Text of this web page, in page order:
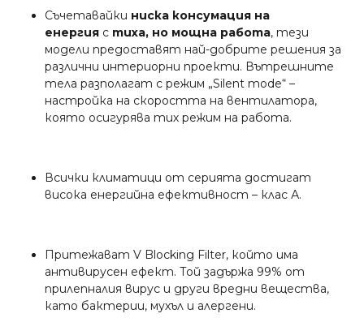
Съчетавайки ниска консумация на
енергия с тиха, но мощна работа, тези
модели предоставят най-добрите решения за
различни интериорни проекти. Вътрешните
тела разполагат с режим „Silent mode“ –
настройка на скоростта на вентилатора,
която осигурява тих режим на работа.
Всички климатици от серията достигат
висока енергийна ефективност – клас А.
Притежават V Blocking Filter, който има
антивирусен ефект. Той задържа 99% от
прилепналия вирус и други вредни вещества,
като бактерии, мухъл и алергени.